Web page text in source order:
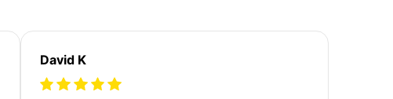
David K